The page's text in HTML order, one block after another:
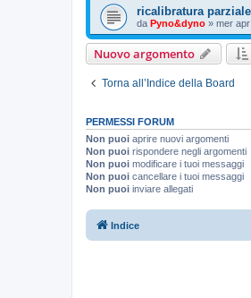
ricalibratura
da Pyno&dyno » mer
Nuovo argomento
Torna all’Indice della Board
PERMESSI FORUM
Non puoi aprire nuovi argomenti
Non puoi rispondere negli argomenti
Non puoi modificare i tuoi messaggi
Non puoi cancellare i tuoi messaggi
Non puoi inviare allegati
Indice